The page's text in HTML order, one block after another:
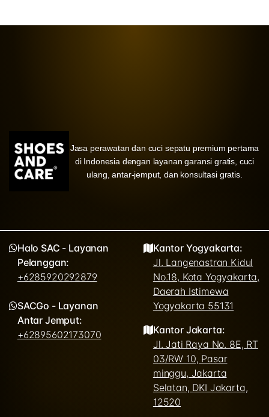
Jasa perawatan dan cuci sepatu premium pertama
di Indonesia dengan layanan garansi gratis, cuci
ulang, antar-jemput, dan konsultasi gratis.
Halo SAC - Layanan
Pelanggan:
+6285920292879
SACGo - Layanan
Antar Jemput:
+62895602173070
Kantor Yogyakarta:
Jl. Langenastran Kidul
No.18, Kota Yogyakarta,
Daerah Istimewa
Yogyakarta 55131
Kantor Jakarta:
Jl. Jati Raya No. 8E, RT
03/RW 10, Pasar
minggu, Jakarta
Selatan, DKI Jakarta,
12520